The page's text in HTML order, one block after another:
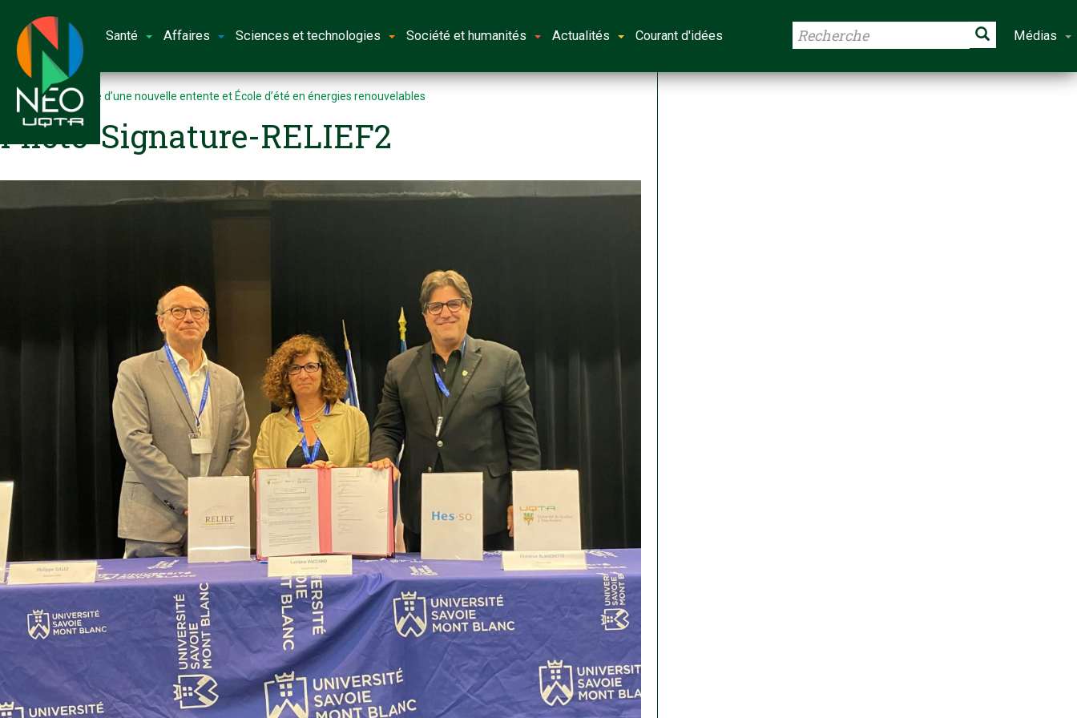
Santé Affaires Sciences et technologies Société et humanités Actualités Courant d'idées Médias
Accueil Signature d’une nouvelle entente et École d’été en énergies renouvelables
Photo-Signature-RELIEF2